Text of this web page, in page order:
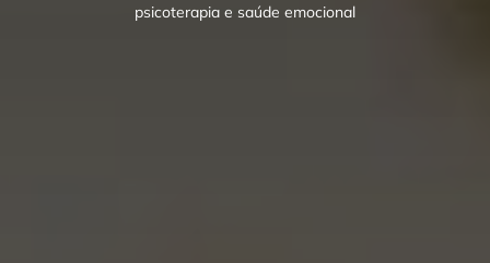
psicoterapia e saúde emocional